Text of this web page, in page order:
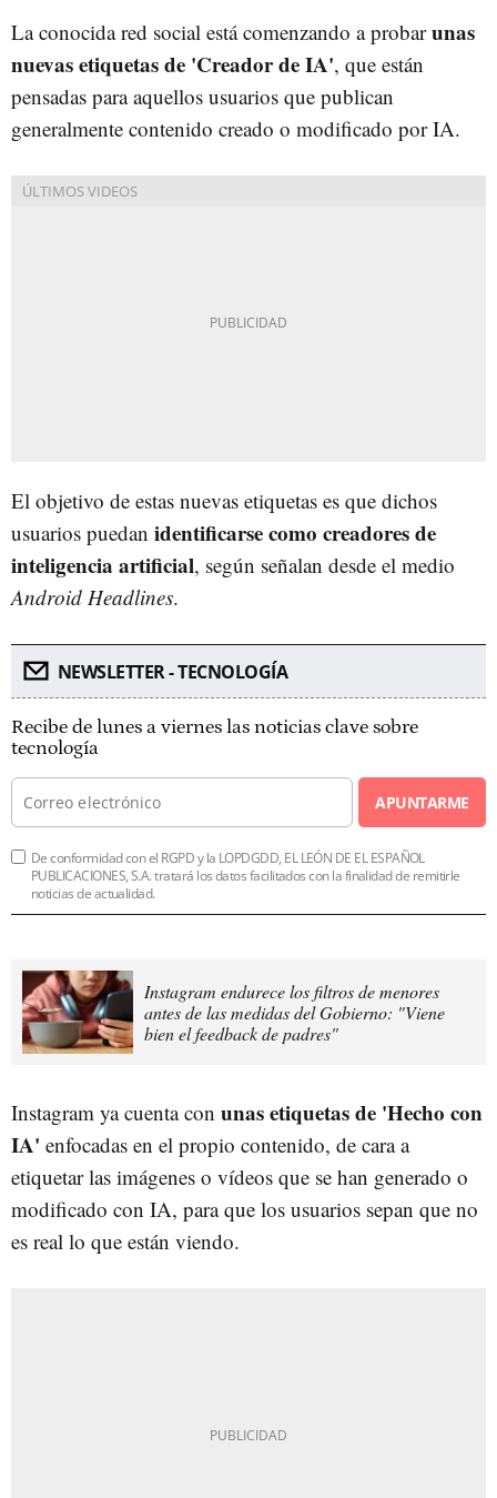
La conocida red social está comenzando a probarunas
nuevas etiquetas de 'Creador de IA', que están
pensadas para aquellos usuarios que publican
generalmente contenido creado o modificado por IA.
El objetivo de estas nuevas etiquetas es que dichos
usuarios puedan identificarse como creadores de
inteligencia artificial, según señalan desde el medio
Android Headlines.
NEWSLETTER - TECNOLOGÍA
Recibe de lunes a viernes las noticias clave sobre
tecnología
APUNTARME
De conformidad con el RGPD y la LOPDGDD, EL LEÓN DE EL ESPAÑOL
PUBLICACIONES, S.A. tratará los datos facilitados con la finalidad de remitirle
noticias de actualidad.
Instagram endurece los filtros de menores
antes de las medidas del Gobierno: "Viene
bien el feedback de padres"
Instagram ya cuenta con unas etiquetas de 'Hecho con
IA' enfocadas en el propio contenido, de cara a
etiquetar las imágenes o vídeos que se han generado o
modificado con IA, para que los usuarios sepan que no
es real lo que están viendo.